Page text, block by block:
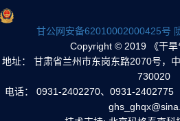
甘公网安备62010002000425号
Copyright © 2019 《干旱
地址： 甘肃省兰州市东岗东路2070号，
730020
电话： 0931-2402270、0931-2402775